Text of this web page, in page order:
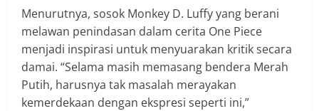
Menurutnya, sosok Monkey D. Luffy yang berani
melawan penindasan dalam cerita One Piece
menjadi inspirasi untuk menyuarakan kritik secara
damai. “Selama masih memasang bendera Merah
Putih, harusnya tak masalah merayakan
kemerdekaan dengan ekspresi seperti ini,”